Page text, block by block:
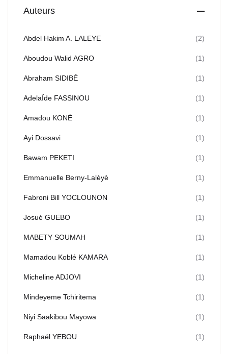
Auteurs
Abdel Hakim A. LALEYE (2)
Aboudou Walid AGRO (1)
Abraham SIDIBÉ (1)
AdelaÏde FASSINOU (1)
Amadou KONÉ (1)
Ayi Dossavi (1)
Bawam PEKETI (1)
Emmanuelle Berny-Lalèyè (1)
Fabroni Bill YOCLOUNON (1)
Josué GUEBO (1)
MABETY SOUMAH (1)
Mamadou Koblé KAMARA (1)
Micheline ADJOVI (1)
Mindeyeme Tchiritema (1)
Niyi Saakibou Mayowa (1)
Raphaël YEBOU (1)